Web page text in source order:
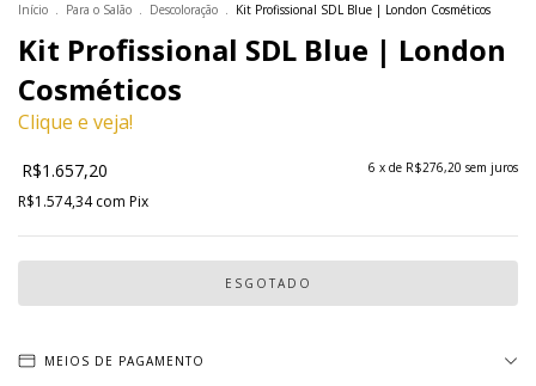
Início . Para o Salão . Descoloração . Kit Profissional SDL Blue | London Cosméticos
Kit Profissional SDL Blue | London
Cosméticos
Clique e veja!
R$1.657,20 6 x de R$276,20 sem juros
R$1.574,34com Pix
MEIOS DE PAGAMENTO